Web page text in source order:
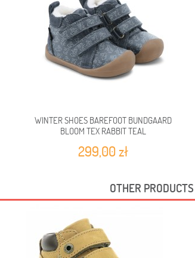
WINTER SHOES BAREFOOT BUNDGAARD
BLOOM TEX RABBIT TEAL
299,00 zł
OTHER PRODUCTS